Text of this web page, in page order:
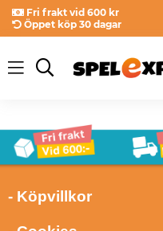
Fri frakt vid 600 kr
Öppet köp 30 dagar
- Köpvillkor